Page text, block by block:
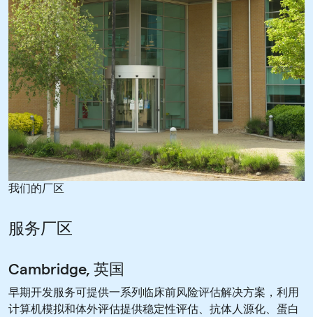
我们的厂区
服务厂区
Cambridge, 英国
早期开发服务可提供一系列临床前风险评估解决方案，利用
计算机模拟和体外评估提供稳定性评估、抗体人源化、蛋白